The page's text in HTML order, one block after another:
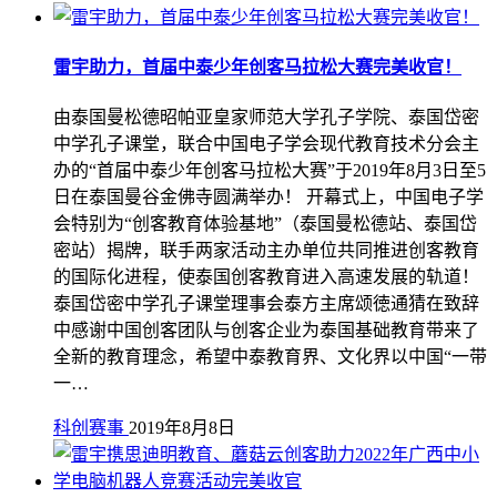
雷宇助力，首届中泰少年创客马拉松大赛完美收官！
由泰国曼松德昭帕亚皇家师范大学孔子学院、泰国岱密
中学孔子课堂，联合中国电子学会现代教育技术分会主
办的“首届中泰少年创客马拉松大赛”于2019年8月3日至5
日在泰国曼谷金佛寺圆满举办！ 开幕式上，中国电子学
会特别为“创客教育体验基地”（泰国曼松德站、泰国岱
密站）揭牌，联手两家活动主办单位共同推进创客教育
的国际化进程，使泰国创客教育进入高速发展的轨道！
泰国岱密中学孔子课堂理事会泰方主席颂徳通猜在致辞
中感谢中国创客团队与创客企业为泰国基础教育带来了
全新的教育理念，希望中泰教育界、文化界以中国“一带
一…
科创赛事 2019年8月8日